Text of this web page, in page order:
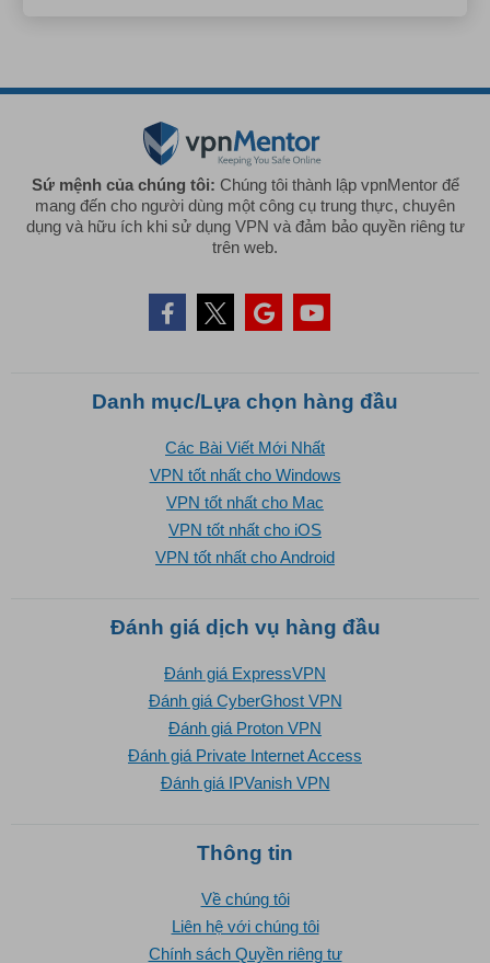
Sứ mệnh của chúng tôi: Chúng tôi thành lập vpnMentor để
mang đến cho người dùng một công cụ trung thực, chuyên
dụng và hữu ích khi sử dụng VPN và đảm bảo quyền riêng tư
trên web.
Danh mục/Lựa chọn hàng đầu
Các Bài Viết Mới Nhất
VPN tốt nhất cho Windows
VPN tốt nhất cho Mac
VPN tốt nhất cho iOS
VPN tốt nhất cho Android
Đánh giá dịch vụ hàng đầu
Đánh giá ExpressVPN
Đánh giá CyberGhost VPN
Đánh giá Proton VPN
Đánh giá Private Internet Access
Đánh giá IPVanish VPN
Thông tin
Về chúng tôi
Liên hệ với chúng tôi
Chính sách Quyền riêng tư